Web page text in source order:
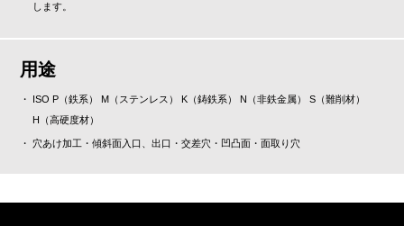
します。
用途
ISO P（鉄系） M（ステンレス） K（鋳鉄系） N（非鉄金属） S（難削材）
H（高硬度材）
穴あけ加工・傾斜面入口、出口・交差穴・凹凸面・面取り穴